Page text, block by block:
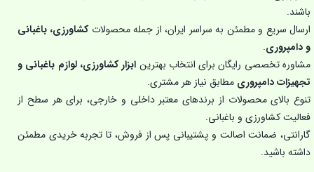
باشند.
ارسال سریع و مطمئن به سراسر ایران، از جمله محصولاتکشاورزی، باغبانی
و دامپروری.
مشاوره تخصصی رایگان برای انتخاب بهترین ابزار کشاورزی، لوازم باغبانی و
تجهیزات دامپروری مطابق نیاز هر مشتری.
تنوع بالای محصولات از برندهای معتبر داخلی و خارجی، برای هر سطح از
فعالیت کشاورزی و باغبانی.
گارانتی، ضمانت اصالت و پشتیبانی پس از فروش، تا تجربه خریدی مطمئن
داشته باشید.